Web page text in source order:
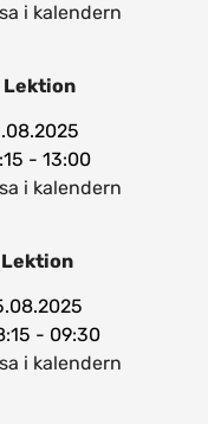
i kalendern
Lektion
- 13:00
i kalendern
Lektion
- 09:30
i kalendern